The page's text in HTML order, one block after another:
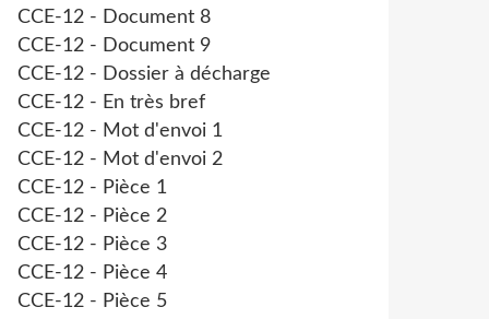
CCE-12 - Document 8
CCE-12 - Document 9
CCE-12 - Dossier à décharge
CCE-12 - En très bref
CCE-12 - Mot d'envoi 1
CCE-12 - Mot d'envoi 2
CCE-12 - Pièce 1
CCE-12 - Pièce 2
CCE-12 - Pièce 3
CCE-12 - Pièce 4
CCE-12 - Pièce 5